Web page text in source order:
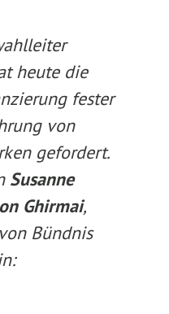
heute die
fester
von
gefordert.
Susanne
Ghirmai,
Bündnis